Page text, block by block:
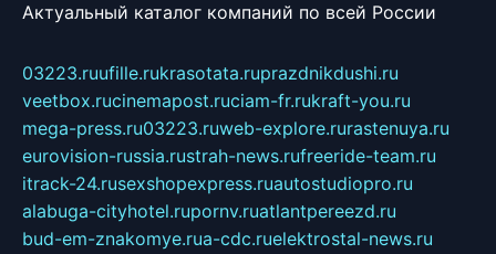
Актуальный каталог компаний по всей России
03223.ruufille.rukrasotata.ruprazdnikdushi.ru
veetbox.rucinemapost.ruciam-fr.rukraft-you.ru
mega-press.ru03223.ruweb-explore.rurastenuya.ru
eurovision-russia.rustrah-news.rufreeride-team.ru
itrack-24.rusexshopexpress.ruautostudiopro.ru
alabuga-cityhotel.rupornv.ruatlantpereezd.ru
bud-em-znakomye.rua-cdc.ruelektrostal-news.ru